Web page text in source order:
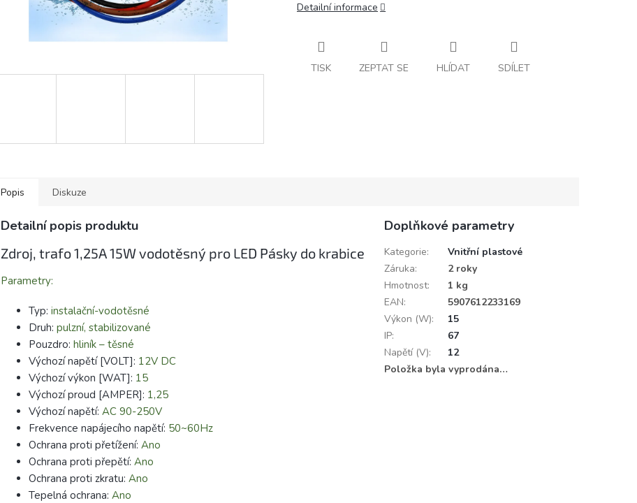
Detailní informace
TISK ZEPTAT SE HLÍDAT SDÍLET
Popis Diskuze
Detailní popis produktu
Zdroj, trafo 1,25A 15W vodotěsný pro LED Pásky do krabice
Parametry:
Typ: instalační-vodotěsné
Druh: pulzní, stabilizované
Pouzdro: hliník – těsné
Výchozí napětí [VOLT]: 12V DC
Výchozí výkon [WAT]: 15
Výchozí proud [AMPER]: 1,25
Výchozí napětí: AC 90-250V
Frekvence napájecího napětí: 50~60Hz
Ochrana proti přetížení: Ano
Ochrana proti přepětí: Ano
Ochrana proti zkratu: Ano
Tepelná ochrana: Ano
Doplňkové parametry
Kategorie:
Vnitřní plastové
Záruka:
2 roky
Hmotnost:
1 kg
EAN:
5907612233169
Výkon (W):
15
IP:
67
Napětí (V):
12
Položka byla vyprodána…